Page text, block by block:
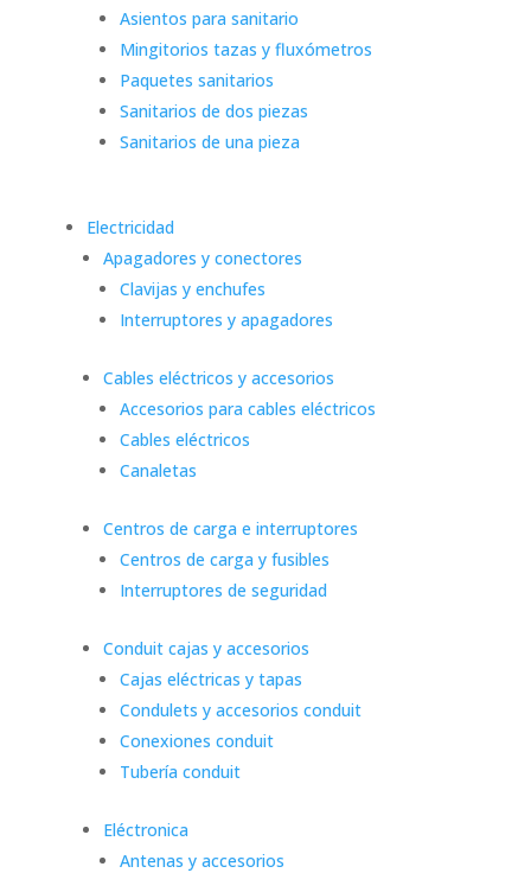
Asientos para sanitario
Mingitorios tazas y fluxómetros
Paquetes sanitarios
Sanitarios de dos piezas
Sanitarios de una pieza
Electricidad
Apagadores y conectores
Clavijas y enchufes
Interruptores y apagadores
Cables eléctricos y accesorios
Accesorios para cables eléctricos
Cables eléctricos
Canaletas
Centros de carga e interruptores
Centros de carga y fusibles
Interruptores de seguridad
Conduit cajas y accesorios
Cajas eléctricas y tapas
Condulets y accesorios conduit
Conexiones conduit
Tubería conduit
Eléctronica
Antenas y accesorios